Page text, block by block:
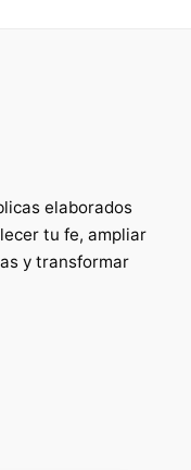
elaborados
tu fe, ampliar
y transformar